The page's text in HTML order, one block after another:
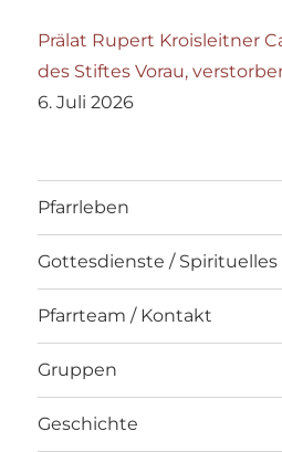
Prälat Rupert Kroisleitner
des Stiftes Vorau,
6. Juli 2026
Pfarrleben
Gottesdienste / Spirituelles
Pfarrteam / Kontakt
Gruppen
Geschichte